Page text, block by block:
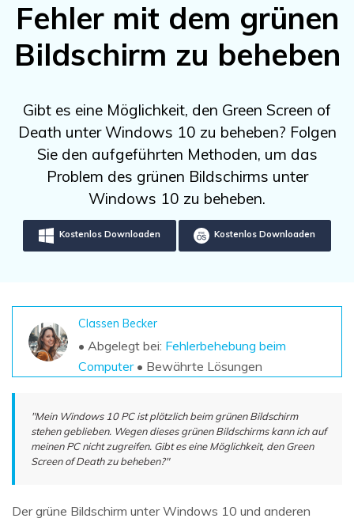
Unbegrenzte Daten vom Mac-System
wiederherstellen
Kostenlos Testen
Recoverit kostenlos
Verlorene/gel?schte Daten kostenlos
Kostenlos Testen
Repairit - Datenreparatur
UBackit - Datensicherung
Datenverlust-Szenarien
Sign In
search
Fehler mit dem grünen
Bildschirm zu beheben
Gibt es eine Möglichkeit, den Green Screen of
Death unter Windows 10 zu beheben? Folgen
Sie den aufgeführten Methoden, um das
Problem des grünen Bildschirms unter
Windows 10 zu beheben.
Kostenlos Downloaden Kostenlos Downloaden
Classen Becker
• Abgelegt bei: Fehlerbehebung beim
Computer• Bewährte Lösungen
"Mein Windows 10 PC ist plötzlich beim grünen Bildschirm
stehen geblieben. Wegen dieses grünen Bildschirms kann ich auf
meinen PC nicht zugreifen. Gibt es eine Möglichkeit, den Green
Screen of Death zu beheben?"
Der grüne Bildschirm unter Windows 10 und anderen